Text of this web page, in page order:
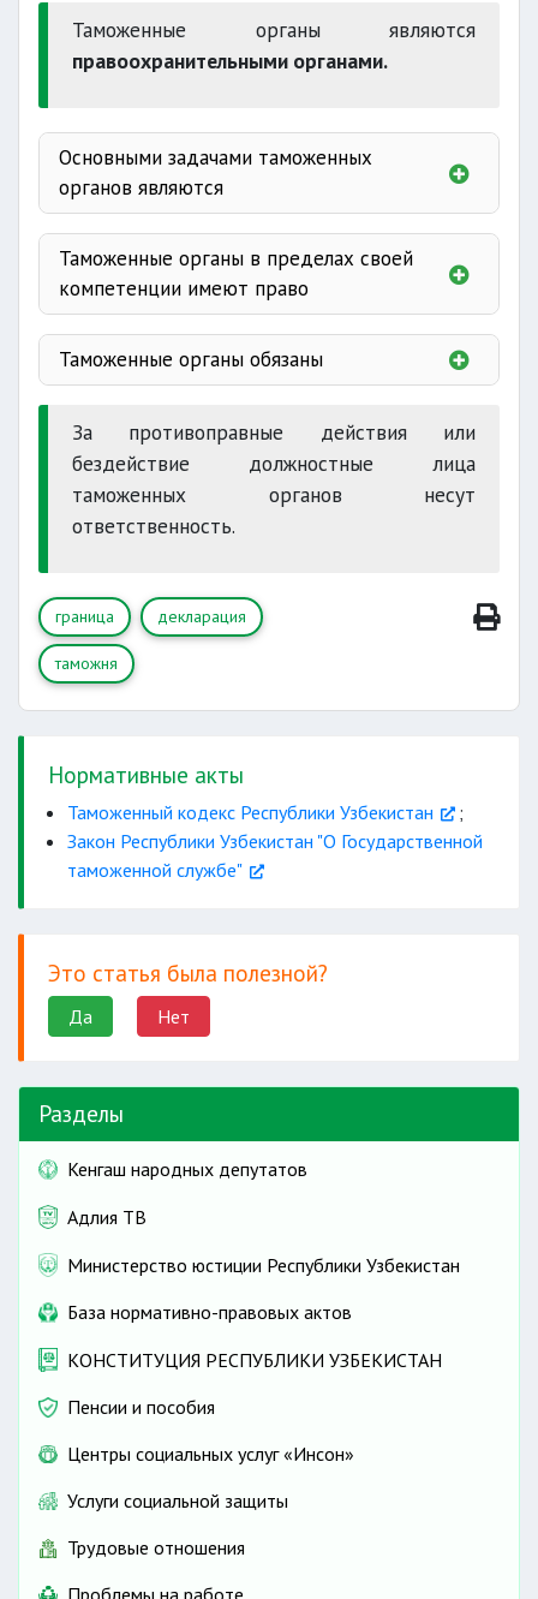
Таможенные органы являются
правоохранительными органами.
Основными задачами таможенных
органов являются
Таможенные органы в пределах своей
компетенции имеют право
производить
требовать
получать
изымать
другие
Таможенные органы обязаны
содействовать
другие
За противоправные действия или
бездействие должностные лица
таможенных органов несут
ответственность.
граница декларация
таможня
Нормативные акты
Таможенный кодекс Республики Узбекистан
;
Закон Республики Узбекистан "О Государственной
таможенной службе"
Это статья была полезной?
Да Нет
Разделы
Кенгаш народных депутатов
Адлия ТВ
Министерство юстиции Республики Узбекистан
База нормативно-правовых актов
КОНСТИТУЦИЯ РЕСПУБЛИКИ УЗБЕКИСТАН
Пенсии и пособия
Центры социальных услуг «Инсон»
Услуги социальной защиты
Трудовые отношения